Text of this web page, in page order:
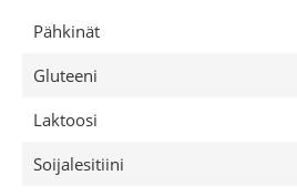
Pähkinät
Gluteeni
Laktoosi
Soijalesitiini